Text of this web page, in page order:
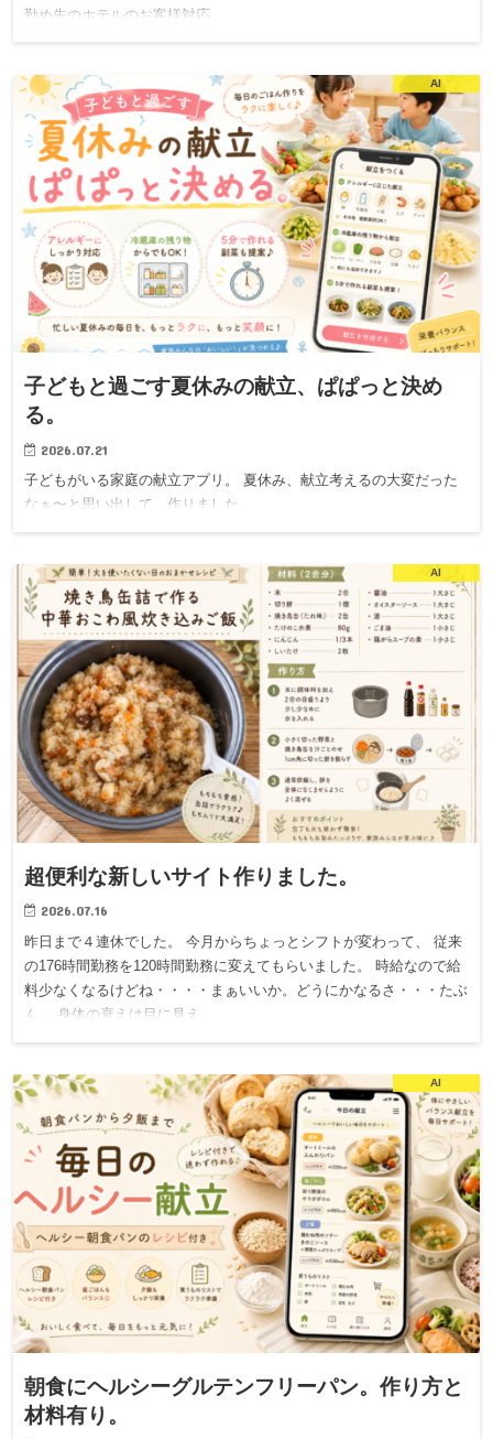
勤め先のホテルのお客様対応…
AI
子どもと過ごす夏休みの献立、ぱぱっと決め
る。
2026.07.21
子どもがいる家庭の献立アプリ。 夏休み、献立考えるの大変だった
なぁ〜と思い出して、作りました。
AI
超便利な新しいサイト作りました。
2026.07.16
昨日まで４連休でした。 今月からちょっとシフトが変わって、 従来
の176時間勤務を120時間勤務に変えてもらいました。 時給なので給
料少なくなるけどね・・・・まぁいいか。どうにかなるさ・・・たぶ
ん。 身体の衰えは目に見え…
AI
朝食にヘルシーグルテンフリーパン。作り方と
材料有り。